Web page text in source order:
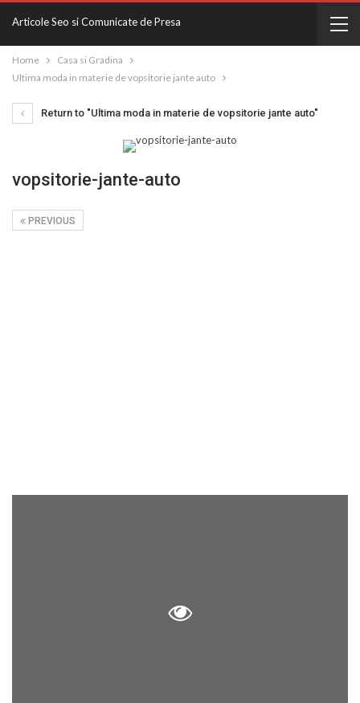
Articole Seo si Comunicate de Presa
Home
Casa si Gradina
Ultima moda in materie de vopsitorie jante auto
Return to "Ultima moda in materie de vopsitorie jante auto"
vopsitorie-jante-auto
PREVIOUS